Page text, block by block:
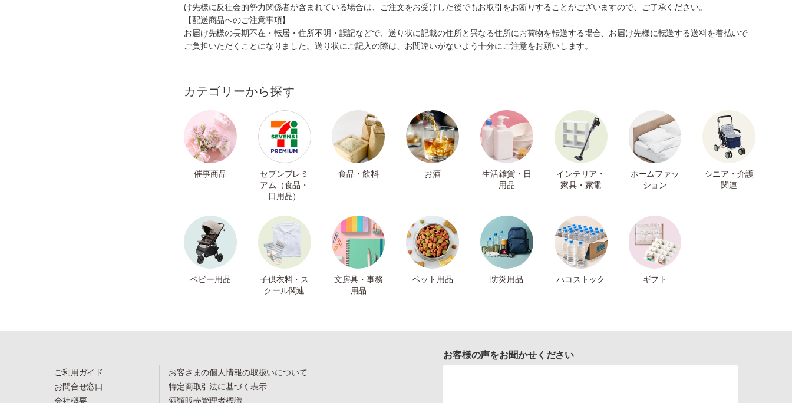
け先様に反社会的勢力関係者が含まれている場合は、ご注文をお受けした後でもお取引をお断りすることがございますので、ご了承ください。
【配送商品へのご注意事項】
お届け先様の長期不在・転居・住所不明・誤記などで、送り状に記載の住所と異なる住所にお荷物を転送する場合、お届け先様に転送する送料を着払いで
ご負担いただくことになりました。送り状にご記入の際は、お間違いがないよう十分にご注意をお願いします。
カテゴリーから探す
催事商品
セブンプレミ
アム（食品・
日用品）
食品・飲料 お酒
生活雑貨・日
用品
インテリア・
家具・家電
ホームファッ
ション
シニア・介護
関連
ベビー用品
子供衣料・ス
クール関連
文房具・事務
用品
ペット用品 防災用品 ハコストック ギフト
ご利用ガイド
お問合せ窓口
会社概要
お客さまの個人情報の取扱いについて
特定商取引法に基づく表示
酒類販売管理者標識
お客様の声をお聞かせください